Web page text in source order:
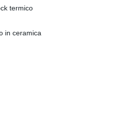
termico
in ceramica